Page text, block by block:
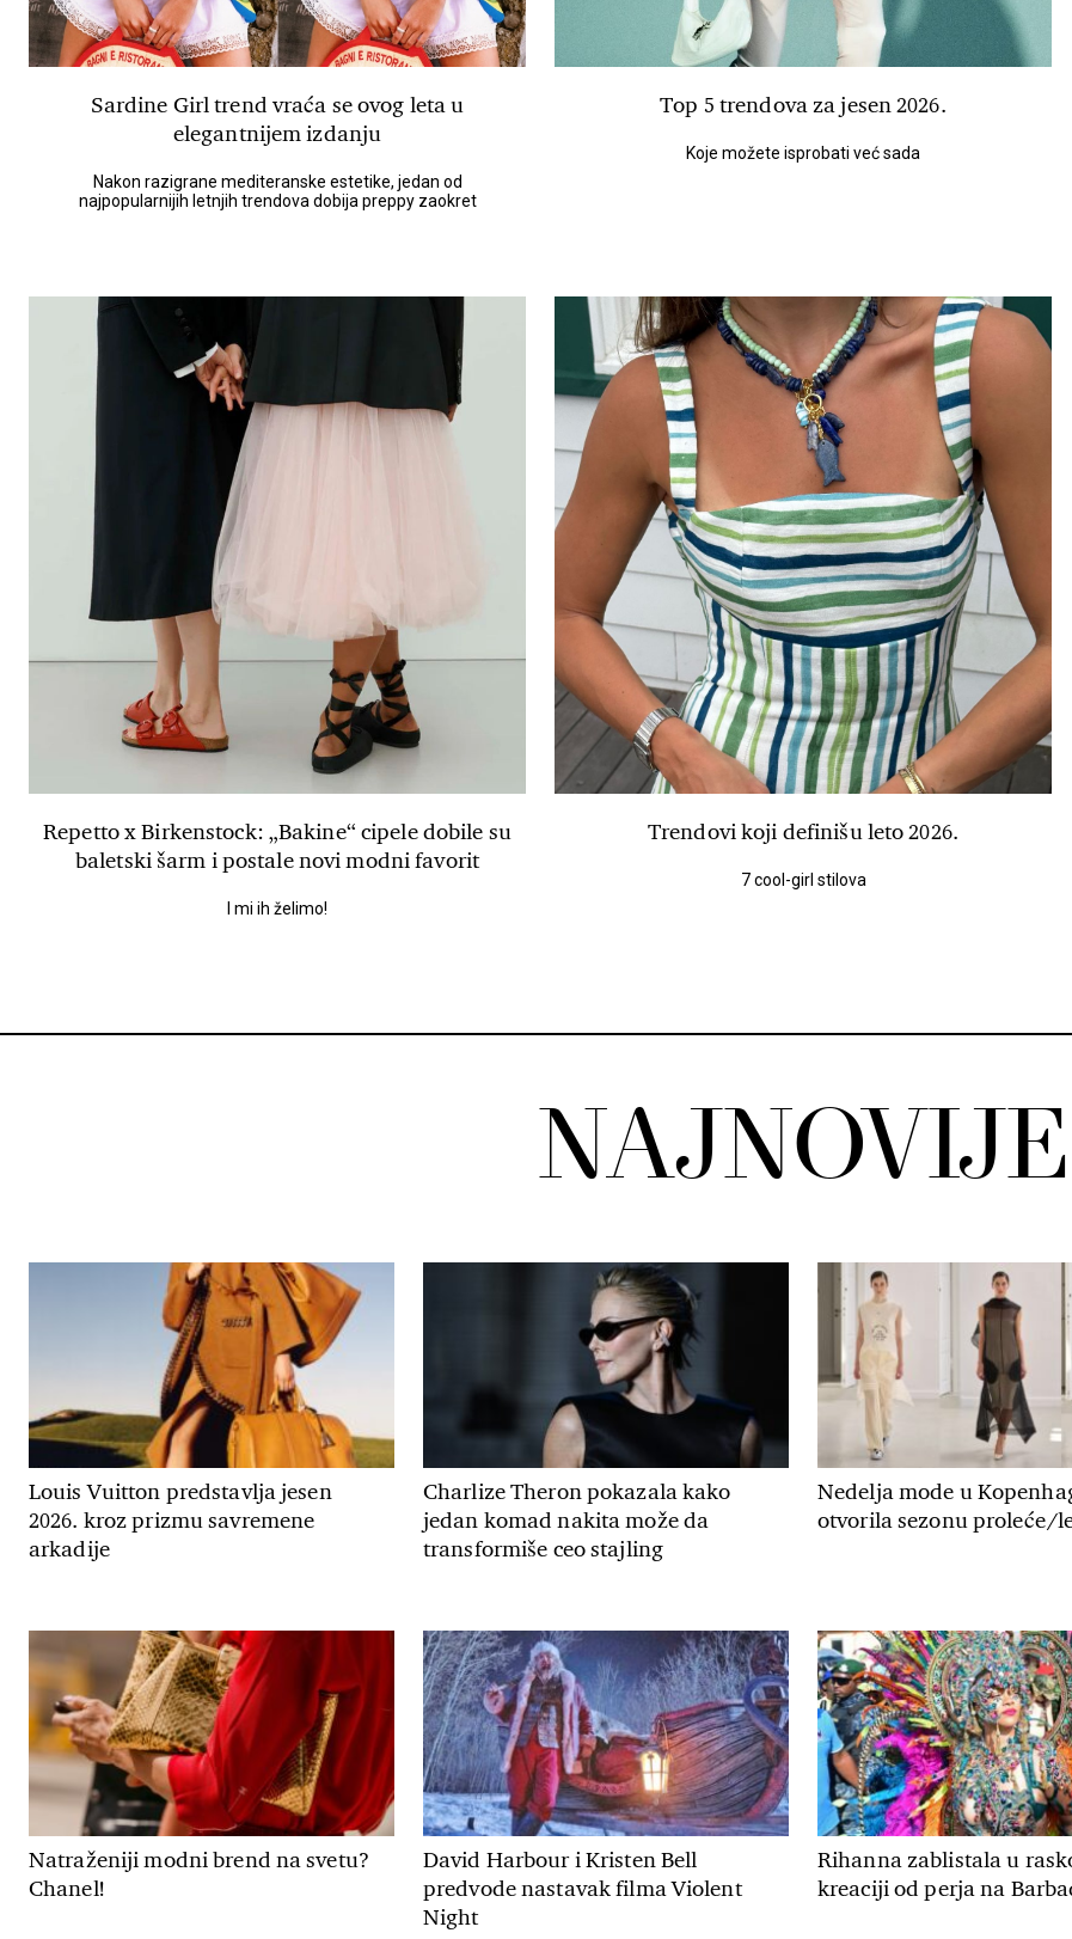
Sardine Girl trend vraća se ovog leta u
elegantnijem izdanju
Nakon razigrane mediteranske estetike, jedan od
najpopularnijih letnjih trendova dobija preppy zaokret
Top 5 trendova za jesen 2026.
Koje možete isprobati već sada
Repetto x Birkenstock: „Bakine“ cipele dobile su
baletski šarm i postale novi modni favorit
I mi ih želimo!
Trendovi koji definišu leto 2026.
7 cool-girl stilova
NAJNOVIJE
Louis Vuitton predstavlja jesen
2026. kroz prizmu savremene
arkadije
Charlize Theron pokazala kako
jedan komad nakita može da
transformiše ceo stajling
Nedelja mode u
otvorila sezonu proleće/
Natraženiji modni brend na svetu?
Chanel!
David Harbour i Kristen Bell
predvode nastavak filma Violent
Night
Rihanna zablistala u
kreaciji od perja na